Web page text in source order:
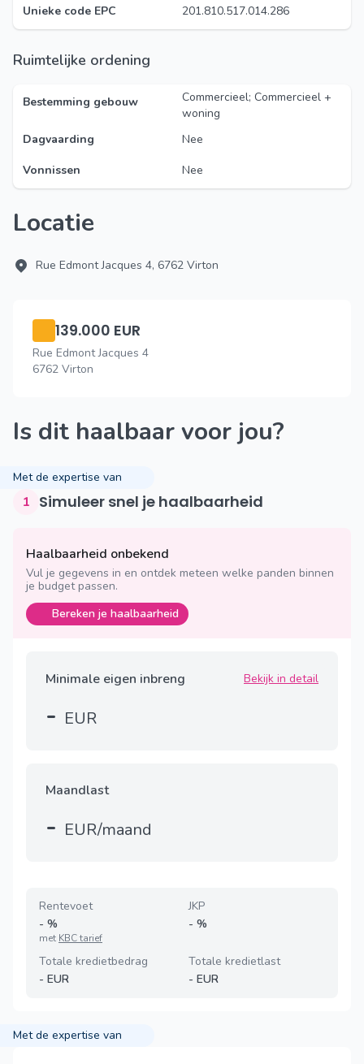
Unieke code EPC 201.810.517.014.286
Ruimtelijke ordening
Bestemming gebouw
Commercieel; Commercieel +
woning
Dagvaarding
Nee
Vonnissen
Nee
Locatie
Rue Edmont Jacques 4, 6762 Virton
139.000 EUR
Rue Edmont Jacques 4
6762 Virton
Is dit haalbaar voor jou?
Met de expertise van
1 Simuleer snel je haalbaarheid
Haalbaarheid onbekend
Vul je gegevens in en ontdek meteen welke panden binnen
je budget passen.
Bereken je haalbaarheid
Minimale eigen inbreng Bekijk in detail
- EUR
Maandlast
- EUR/maand
Rentevoet
- %
met KBC tarief
JKP
- %
Totale kredietbedrag
- EUR
Totale kredietlast
- EUR
Met de expertise van